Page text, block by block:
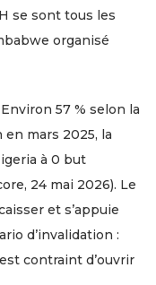
se sont tous les
organisé
Environ 57 % selon la
mars 2025, la
à 0 but
24 mai 2026). Le
et s’appuie
d’invalidation :
contraint d’ouvrir